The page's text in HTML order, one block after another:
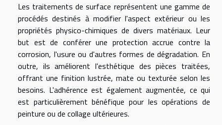
Les traitements de surface représentent une gamme de
procédés destinés à modifier l'aspect extérieur ou les
propriétés physico-chimiques de divers matériaux. Leur
but est de conférer une protection accrue contre la
corrosion, l'usure ou d'autres formes de dégradation. En
outre, ils améliorent l'esthétique des pièces traitées,
offrant une finition lustrée, mate ou texturée selon les
besoins. L'adhérence est également augmentée, ce qui
est particulièrement bénéfique pour les opérations de
peinture ou de collage ultérieures.